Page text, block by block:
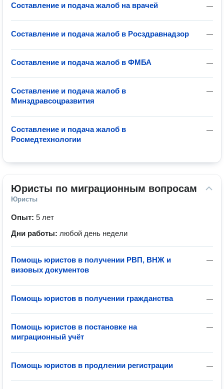
—
Составление и подача жалоб на врачей
—
Составление и подача жалоб в Росздравнадзор
—
Составление и подача жалоб в ФМБА
—
Составление и подача жалоб в
Минздравсоцразвития
—
Составление и подача жалоб в
Росмедтехнологии
Юристы по миграционным вопросам
Юристы
Опыт: 5 лет
Дни работы: любой день недели
—
Помощь юристов в получении РВП, ВНЖ и
визовых документов
—
Помощь юристов в получении гражданства
—
Помощь юристов в постановке на
миграционный учёт
—
Помощь юристов в продлении регистрации